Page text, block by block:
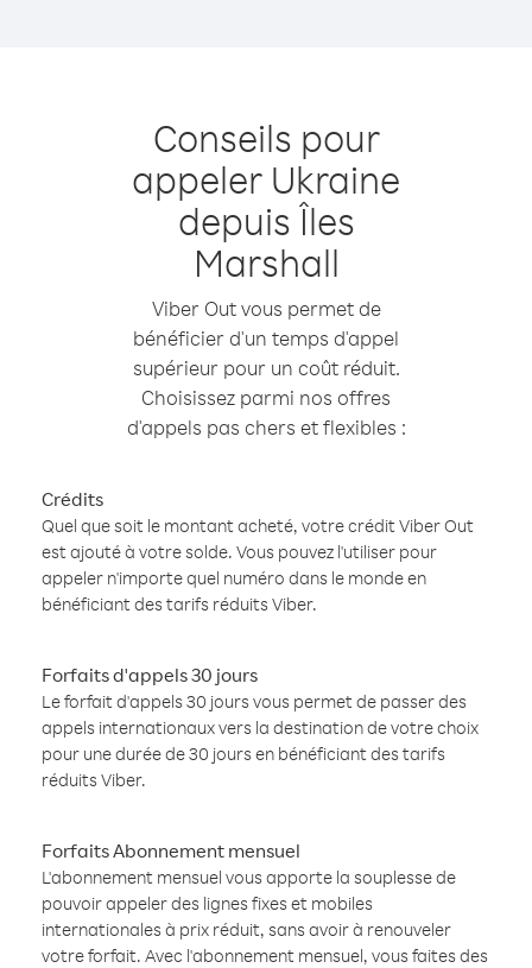
Conseils pour
appeler Ukraine
depuis Îles
Marshall
Viber Out vous permet de
bénéficier d'un temps d'appel
supérieur pour un coût réduit.
Choisissez parmi nos offres
d'appels pas chers et flexibles :
Crédits
Quel que soit le montant acheté, votre crédit Viber Out
est ajouté à votre solde. Vous pouvez l'utiliser pour
appeler n'importe quel numéro dans le monde en
bénéficiant des tarifs réduits Viber.
Forfaits d'appels 30 jours
Le forfait d'appels 30 jours vous permet de passer des
appels internationaux vers la destination de votre choix
pour une durée de 30 jours en bénéficiant des tarifs
réduits Viber.
Forfaits Abonnement mensuel
L'abonnement mensuel vous apporte la souplesse de
pouvoir appeler des lignes fixes et mobiles
internationales à prix réduit, sans avoir à renouveler
votre forfait. Avec l'abonnement mensuel, vous faites des